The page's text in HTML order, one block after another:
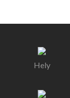
Hely